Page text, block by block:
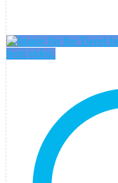
feed video.